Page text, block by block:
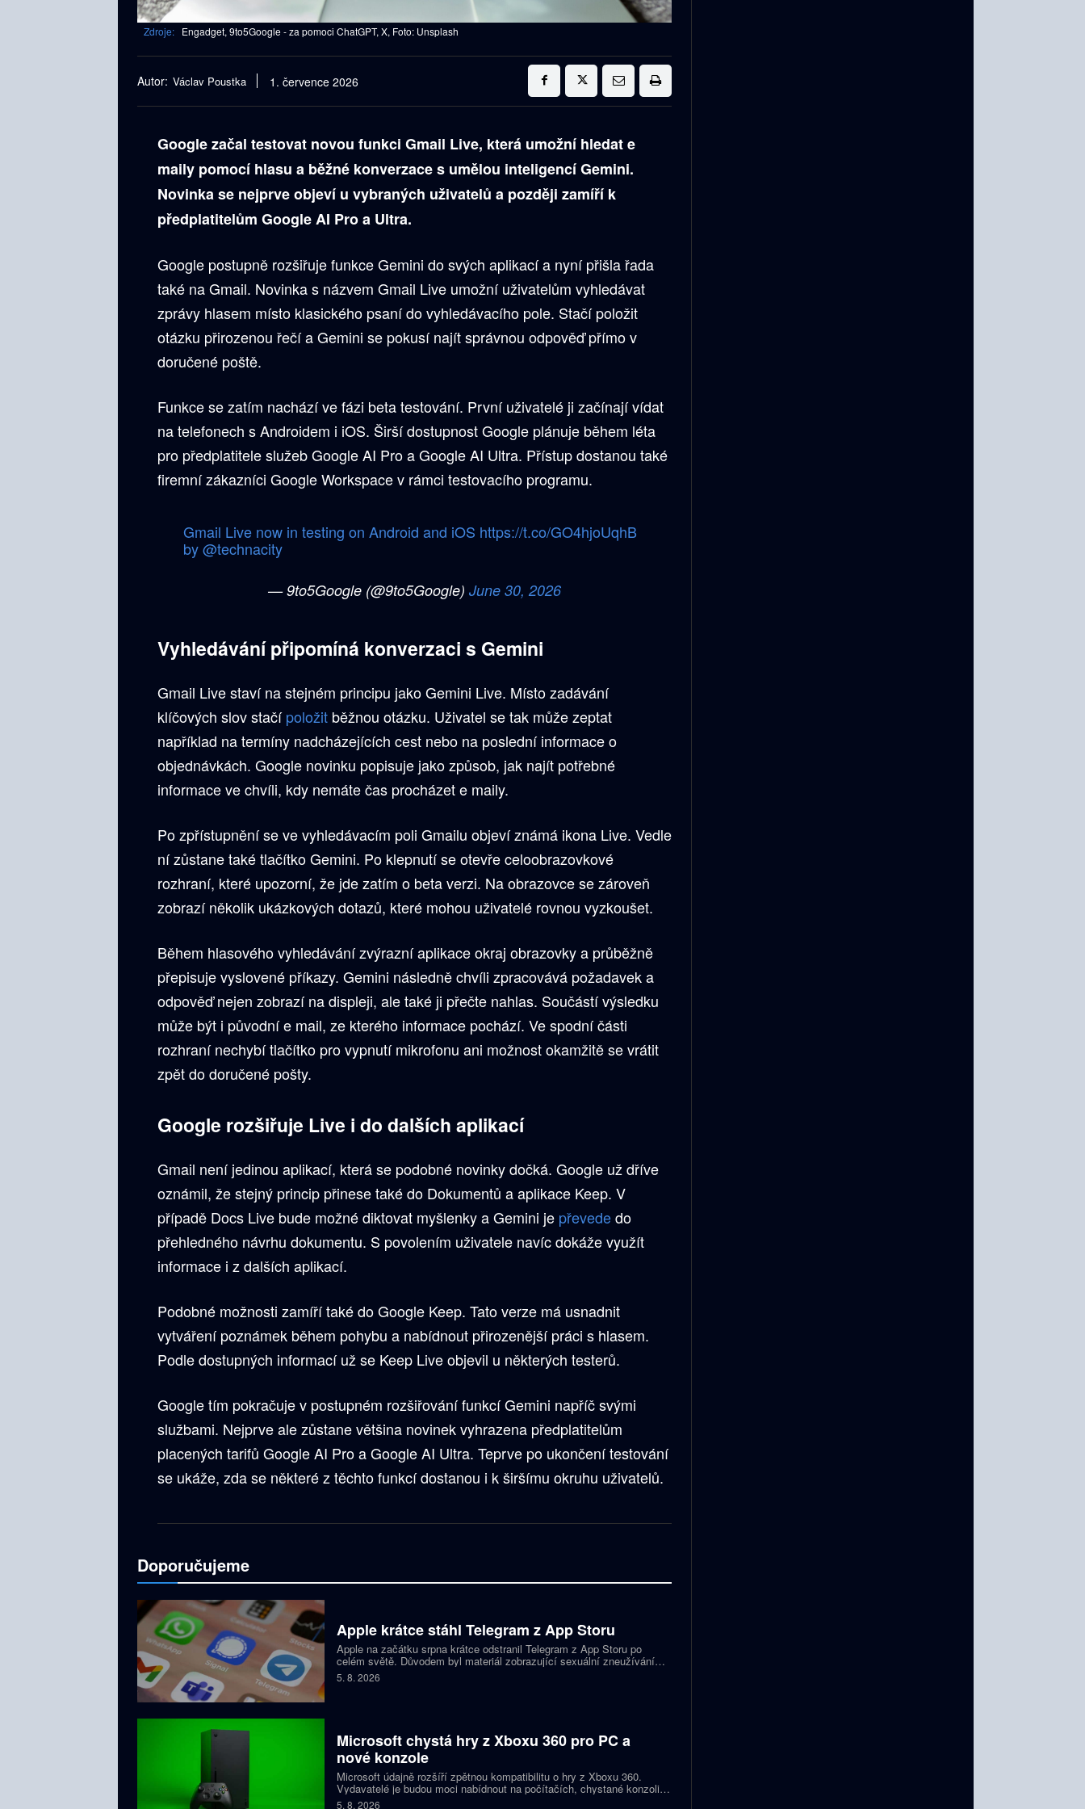
Zdroje: Engadget, 9to5Google - za pomoci ChatGPT, X, Foto: Unsplash
Autor: Václav Poustka 1. července 2026
Google začal testovat novou funkci Gmail Live, která umožní hledat e
maily pomocí hlasu a běžné konverzace s umělou inteligencí Gemini.
Novinka se nejprve objeví u vybraných uživatelů a později zamíří k
předplatitelům Google AI Pro a Ultra.
Google postupně rozšiřuje funkce Gemini do svých aplikací a nyní přišla řada
také na Gmail. Novinka s názvem Gmail Live umožní uživatelům vyhledávat
zprávy hlasem místo klasického psaní do vyhledávacího pole. Stačí položit
otázku přirozenou řečí a Gemini se pokusí najít správnou odpověď přímo v
doručené poště.
Funkce se zatím nachází ve fázi beta testování. První uživatelé ji začínají vídat
na telefonech s Androidem i iOS. Širší dostupnost Google plánuje během léta
pro předplatitele služeb Google AI Pro a Google AI Ultra. Přístup dostanou také
firemní zákazníci Google Workspace v rámci testovacího programu.
Gmail Live now in testing on Android and iOS https://t.co/GO4hjoUqhB
by@technacity
— 9to5Google (@9to5Google)June 30, 2026
Vyhledávání připomíná konverzaci s Gemini
Gmail Live staví na stejném principu jako Gemini Live. Místo zadávání
klíčových slov stačípoložit běžnou otázku. Uživatel se tak může zeptat
například na termíny nadcházejících cest nebo na poslední informace o
objednávkách. Google novinku popisuje jako způsob, jak najít potřebné
informace ve chvíli, kdy nemáte čas procházet e maily.
Po zpřístupnění se ve vyhledávacím poli Gmailu objeví známá ikona Live. Vedle
ní zůstane také tlačítko Gemini. Po klepnutí se otevře celoobrazovkové
rozhraní, které upozorní, že jde zatím o beta verzi. Na obrazovce se zároveň
zobrazí několik ukázkových dotazů, které mohou uživatelé rovnou vyzkoušet.
Během hlasového vyhledávání zvýrazní aplikace okraj obrazovky a průběžně
přepisuje vyslovené příkazy. Gemini následně chvíli zpracovává požadavek a
odpověď nejen zobrazí na displeji, ale také ji přečte nahlas. Součástí výsledku
může být i původní e mail, ze kterého informace pochází. Ve spodní části
rozhraní nechybí tlačítko pro vypnutí mikrofonu ani možnost okamžitě se vrátit
zpět do doručené pošty.
Google rozšiřuje Live i do dalších aplikací
Gmail není jedinou aplikací, která se podobné novinky dočká. Google už dříve
oznámil, že stejný princip přinese také do Dokumentů a aplikace Keep. V
případě Docs Live bude možné diktovat myšlenky a Gemini je převededo
přehledného návrhu dokumentu. S povolením uživatele navíc dokáže využít
informace i z dalších aplikací.
Podobné možnosti zamíří také do Google Keep. Tato verze má usnadnit
vytváření poznámek během pohybu a nabídnout přirozenější práci s hlasem.
Podle dostupných informací už se Keep Live objevil u některých testerů.
Google tím pokračuje v postupném rozšiřování funkcí Gemini napříč svými
službami. Nejprve ale zůstane většina novinek vyhrazena předplatitelům
placených tarifů Google AI Pro a Google AI Ultra. Teprve po ukončení testování
se ukáže, zda se některé z těchto funkcí dostanou i k širšímu okruhu uživatelů.
Doporučujeme
Apple krátce stáhl Telegram z App Storu
Apple na začátku srpna krátce odstranil Telegram z App Storu po
celém světě. Důvodem byl materiál zobrazující sexuální zneužívání
dětí, který podle firmy sdílel jeden uživatel. Telegram účet rychle
zablokoval a aplikace se ještě během stejného dne do obchodu vrátila.
5. 8. 2026
Microsoft chystá hry z Xboxu 360 pro PC a
nové konzole
Microsoft údajně rozšíří zpětnou kompatibilitu o hry z Xboxu 360.
Vydavatelé je budou moci nabídnout na počítačích, chystané konzoli
Project Helix i přenosných zařízeních. První tituly by mohly dorazit
5. 8. 2026